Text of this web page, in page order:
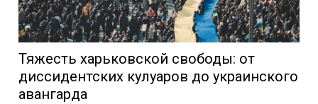
Тяжесть харьковской свободы: от
диссидентских кулуаров до украинского
авангарда